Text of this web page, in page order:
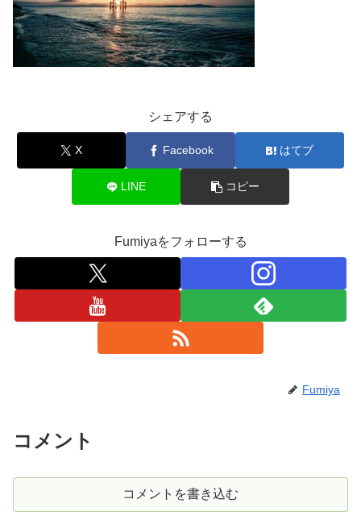
シェアする
X Facebook はてブ
LINE コピー
Fumiyaをフォローする
Fumiya
コメント
コメントを書き込む